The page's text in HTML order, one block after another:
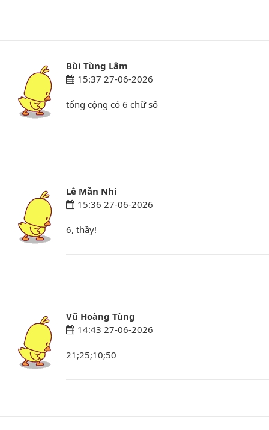
Bùi Tùng Lâm
15:37 27-06-2026
tổng cộng có 6 chữ số
Lê Mẫn Nhi
15:36 27-06-2026
6, thầy!
Vũ Hoàng Tùng
14:43 27-06-2026
21;25;10;50